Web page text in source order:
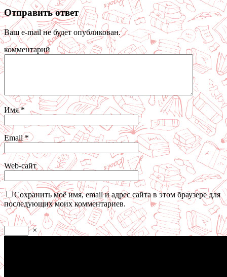
Отправить ответ
Ваш e-mail не будет опубликован.
комментарий
Имя*
Email*
Web-сайт
Сохранить моё имя, email и адрес сайта в этом браузере для
последующих моих комментариев.
×